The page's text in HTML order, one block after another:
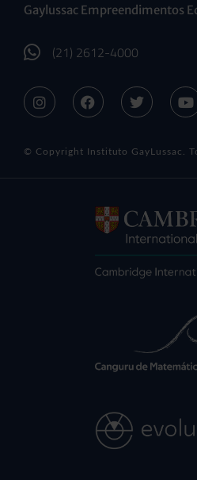
Gaylussac Empreendimentos
(21) 2612-4000
© Copyright Instituto GayLussac.